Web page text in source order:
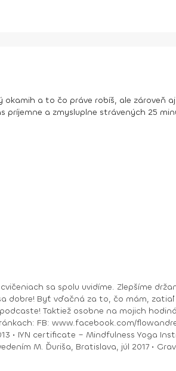
a to čo práve robíš, ale zároveň
príjemne a zmysluplne strávených 25
Byť vďačná za to, čo mám, zatiaľ čo
vzdelanie: •